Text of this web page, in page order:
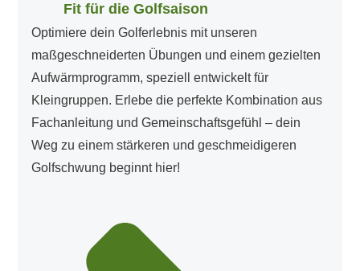
Fit für die Golfsaison
Optimiere dein Golferlebnis mit unseren
maßgeschneiderten Übungen und einem gezielten
Aufwärmprogramm, speziell entwickelt für
Kleingruppen. Erlebe die perfekte Kombination aus
Fachanleitung und Gemeinschaftsgefühl – dein
Weg zu einem stärkeren und geschmeidigeren
Golfschwung beginnt hier!